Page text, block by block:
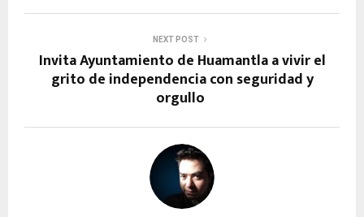
NEXT POST
Invita Ayuntamiento de Huamantla a vivir el
grito de independencia con seguridad y
orgullo